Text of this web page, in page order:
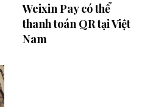
Weixin Pay có thể
thanh toán QR tại Việt
Nam